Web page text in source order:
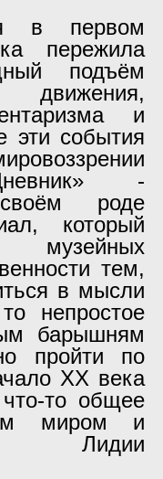
в первом
пережила
подъём
и
эти события
-
роде
который
тем,
в мысли
непростое
барышням
пройти по
ХХ века
то общее
миром и
Лидии